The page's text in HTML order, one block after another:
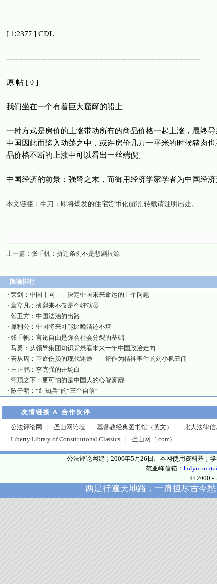
[ 1:2377 ] CDL
--------------------------------------------------------------------------------
原 帖 [ 0 ]
我们坐在一个有着巨大窟窿的船上
一种方式是房价的上涨带动所有的商品价格一起上涨，最终
中国因此而陷入动荡之中，或许房价几万一平米的时候猪肉
品价格不断的上涨中可以看出一丝端倪。
中国经济的前景：强弩之末，而御用经济学家学者为中国经
本文链接： 牛刀：即将爆发的住宅货币化崩溃,转载请注明出处。
上一篇： 张千帆：拆迁条例不是悲剧根源
阅读排行
· 荣剑：中国十问——决定中国未来命运的十个问题
· 章立凡：薄熙来不仅是个好演员
· 贺卫方：中国法治的出路
· 犀利公：中国将来可能比晚清还不堪
· 张千帆：言论自由是弥合社会分裂的基础
· 马勇：从领导集团知识背景看未来十年中国政治走向
· 吾从周：革命伤员的现代迷途——评作为精神事件的刘小枫丑闻
· 王正鹏：李克强的开场白
· 穹顶之下：更可怕的是中国人的心智雾霾
· 陈子明：“红知兵”的“三个自信”
友情链接 & 合作伙伴
公法评论网 圣山网论坛 基督教经典图书馆（英文）
北大法律信
Liberty Library of Constitutional Classics
圣山网（.com）
公法评论网建于2000年5月26日。本网使用资料基于
范亚峰信箱：
© 2000 -
两足行遍天地路，一肩担尽古今